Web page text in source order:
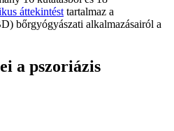
áttekintést tartalmaz a
bőrgyógyászati alkalmazásairól a
a pszoriázis